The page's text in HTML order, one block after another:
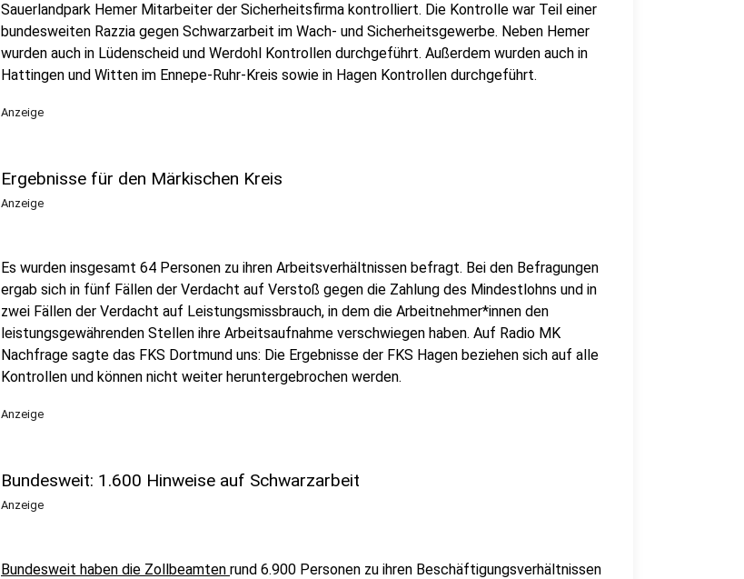
Sauerlandpark Hemer Mitarbeiter der Sicherheitsfirma kontrolliert. Die Kontrolle war Teil einer
bundesweiten Razzia gegen Schwarzarbeit im Wach- und Sicherheitsgewerbe. Neben Hemer
wurden auch in Lüdenscheid und Werdohl Kontrollen durchgeführt. Außerdem wurden auch in
Hattingen und Witten im Ennepe-Ruhr-Kreis sowie in Hagen Kontrollen durchgeführt.
Anzeige
Ergebnisse für den Märkischen Kreis
Anzeige
Es wurden insgesamt 64 Personen zu ihren Arbeitsverhältnissen befragt. Bei den Befragungen
ergab sich in fünf Fällen der Verdacht auf Verstoß gegen die Zahlung des Mindestlohns und in
zwei Fällen der Verdacht auf Leistungsmissbrauch, in dem die Arbeitnehmer*innen den
leistungsgewährenden Stellen ihre Arbeitsaufnahme verschwiegen haben. Auf Radio MK
Nachfrage sagte das FKS Dortmund uns: Die Ergebnisse der FKS Hagen beziehen sich auf alle
Kontrollen und können nicht weiter heruntergebrochen werden.
Anzeige
Bundesweit: 1.600 Hinweise auf Schwarzarbeit
Anzeige
Bundesweit haben die Zollbeamten rund 6.900 Personen zu ihren Beschäftigungsverhältnissen